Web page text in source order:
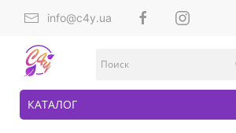
info@c4y.ua
КАТАЛОГ